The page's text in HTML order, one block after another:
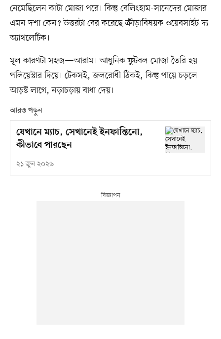
নেমেছিলেন কাটা মোজা পরে। কিন্তু বেলিংহাম-সানেদের মোজার
এমন দশা কেন? উত্তরটা বের করেছে ক্রীড়াবিষয়ক ওয়েবসাইট দ্য
অ্যাথলেটিক।
মূল কারণটা সহজ—আরাম। আধুনিক ফুটবল মোজা তৈরি হয়
পলিয়েস্টার দিয়ে। টেকসই, জলরোধী ঠিকই, কিন্তু পায়ে চড়লে
আড়ষ্ট লাগে, নড়াচড়ায় বাধা দেয়।
আরও পড়ুন
যেখানে ম্যাচ, সেখানেই ইনফান্তিনো,
কীভাবে পারছেন
২১ জুন ২০২৬